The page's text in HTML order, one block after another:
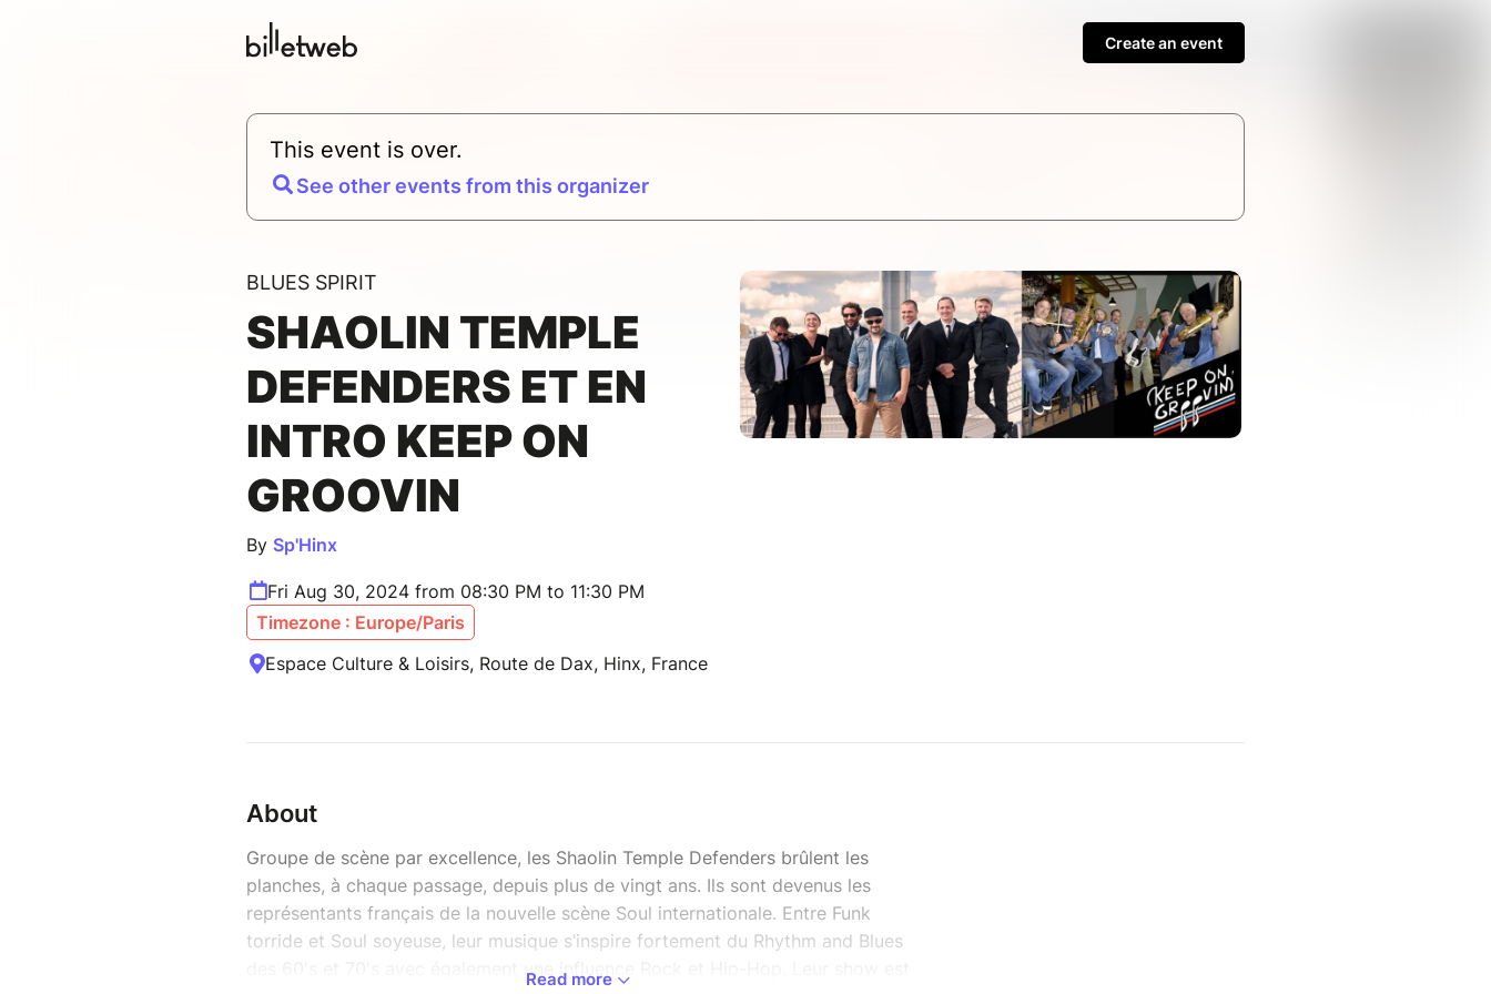
Create an event
This event is over.
See other events from this organizer
BLUES SPIRIT
SHAOLIN TEMPLE
DEFENDERS ET EN
INTRO KEEP ON
GROOVIN
By Sp'Hinx
Fri Aug 30, 2024 from 08:30 PM to 11:30 PM
Timezone : Europe/Paris
Espace Culture & Loisirs, Route de Dax, Hinx, France
About
Groupe de scène par excellence, les Shaolin Temple Defenders brûlent les
planches, à chaque passage, depuis plus de vingt ans. Ils sont devenus les
représentants français de la nouvelle scène Soul internationale. Entre Funk
torride et Soul soyeuse, leur musique s’inspire fortement du Rhythm and Blues
des 60′s et 70′s avec également une influence Rock et Hip-Hop. Leur show est
Read more